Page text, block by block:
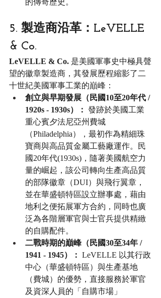
的傳奇歷史。
5. 製造商沿革：LeVELLE
& Co.
LeVELLE & Co. 是美國軍事史中極具聲
望的徽章製造商，其發展歷程縮影了二
十世紀美國軍事工業的巔峰：
創立與早期發展（民國10至20年代 /
1920s - 1930s）： 發跡於美國工業
重心賓夕法尼亞州費城
（Philadelphia），最初作為精細珠
寶商與高品質金屬工藝廠運作。民
國20年代(1930s)，隨著美國航空力
量的崛起，該公司轉向生產高品質
的部隊徽章（DUI）與飛行翼章，
並在華盛頓特區設立辦事處，藉由
地利之便拓展軍方合約，同時也廣
泛為各階層軍官與士官兵提供精緻
的自購配件。
二戰時期的巔峰（民國30至34年 /
1941 - 1945）： LeVELLE 以其行政
中心（華盛頓特區）與生產基地
（費城）的優勢，直接服務於軍官
及資深人員的「自購市場」